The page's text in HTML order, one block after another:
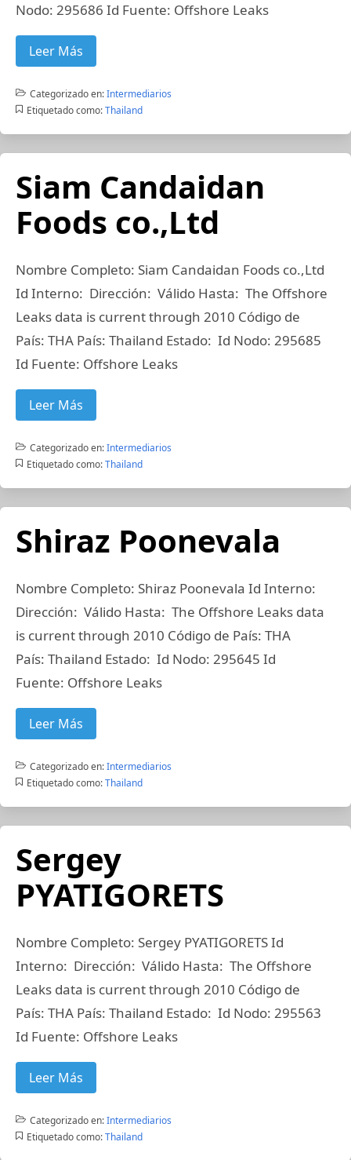
Nodo: 295686 Id Fuente: Offshore Leaks
Leer Más
Categorizado en:Intermediarios
Etiquetado como: Thailand
Siam Candaidan
Foods co.,Ltd
Nombre Completo: Siam Candaidan Foods co.,Ltd
Id Interno: Dirección: Válido Hasta: The Offshore
Leaks data is current through 2010 Código de
País: THA País: Thailand Estado: Id Nodo: 295685
Id Fuente: Offshore Leaks
Leer Más
Categorizado en:Intermediarios
Etiquetado como: Thailand
Shiraz Poonevala
Nombre Completo: Shiraz Poonevala Id Interno:
Dirección: Válido Hasta: The Offshore Leaks data
is current through 2010 Código de País: THA
País: Thailand Estado: Id Nodo: 295645 Id
Fuente: Offshore Leaks
Leer Más
Categorizado en:Intermediarios
Etiquetado como: Thailand
Sergey
PYATIGORETS
Nombre Completo: Sergey PYATIGORETS Id
Interno: Dirección: Válido Hasta: The Offshore
Leaks data is current through 2010 Código de
País: THA País: Thailand Estado: Id Nodo: 295563
Id Fuente: Offshore Leaks
Leer Más
Categorizado en:Intermediarios
Etiquetado como: Thailand